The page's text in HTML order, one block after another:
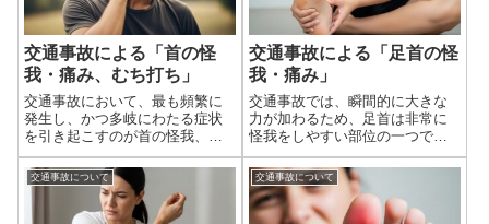
交通事故による「首の怪
我・痛み、むち打ち」
交通事故において、最も頻繁に
発生し、かつ多岐にわたる症状
を引き起こすのが首の怪我、い
わゆる「むち打ち症」です。特
に、後方からの追突事故では、
体が前方に押し出され、その反
動で首が強くS字状にしなるよう
交通事故による「足首の怪
我・痛み」
交通事故では、瞬間的に大きな
力が加わるため、足首は非常に
怪我をしやすい部位の一つで
す。車内での衝突、急ブレーキ
による踏み込み、歩行者や自転
車の巻き込み事故など、様々な
状況で足首に過度な負担がかか
交通事故について 交通事故について